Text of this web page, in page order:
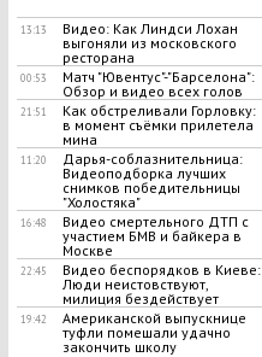
13:13
Видео: Как Линдси Лохан
выгоняли из московского
ресторана
00:53
Матч "Ювентус"-"Барселона":
Обзор и видео всех голов
21:51
Как обстреливали Горловку:
в момент съёмки прилетела
мина
11:20
Дарья-соблазнительница:
Видеоподборка лучших
снимков победительницы
"Холостяка"
16:48
Видео смертельного ДТП с
участием БМВ и байкера в
Москве
22:45
Видео беспорядков в Киеве:
Люди неистовствуют,
милиция бездействует
19:42
Американской выпускнице
туфли помешали удачно
закончить школу